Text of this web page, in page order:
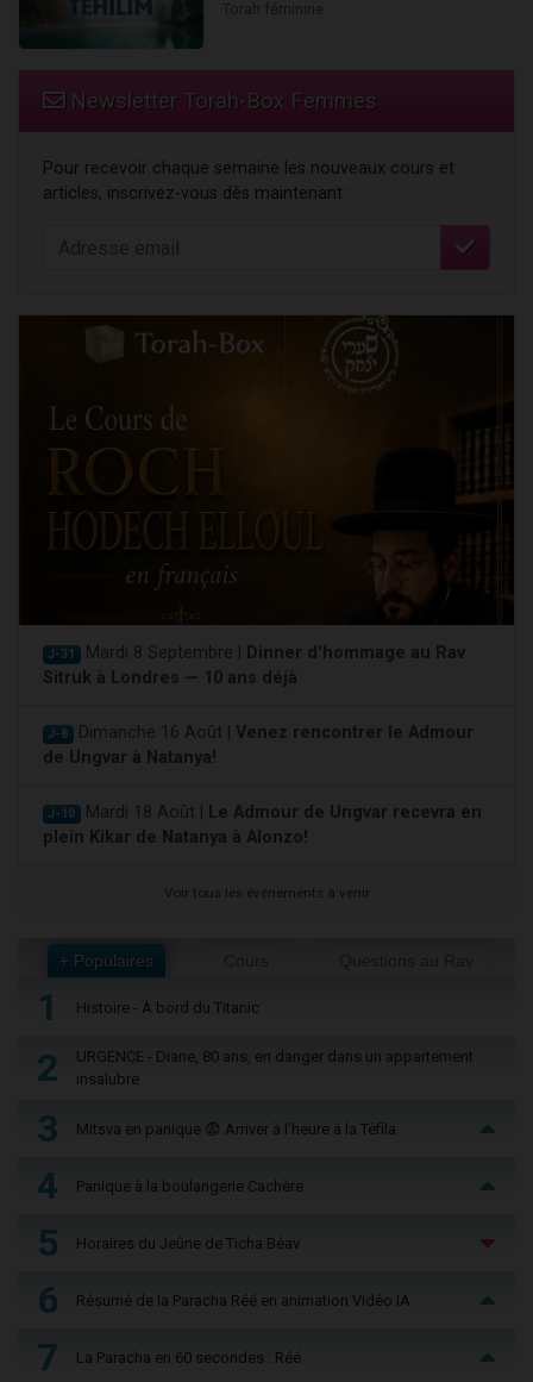
Newsletter Torah-Box Femmes
Pour recevoir chaque semaine les nouveaux cours et
articles, inscrivez-vous dès maintenant :
J-31 Mardi 8 Septembre |
Dinner d'hommage au Rav
Sitruk à Londres — 10 ans déjà
J-8 Dimanche 16 Août | Venez rencontrer le Admour
de Ungvar à Natanya!
J-10 Mardi 18 Août |
Le Admour de Ungvar recevra en
plein Kikar de Natanya à Alonzo!
Voir tous les événements à venir
+ Populaires
1 Histoire - À bord du Titanic
2
URGENCE - Diane, 80 ans, en danger dans un appartement
insalubre
3 Mitsva en panique 😨 Arriver à l'heure à la Téfila
4 Panique à la boulangerie Cachère
5 Horaires du Jeûne de Ticha Béav
6 Résumé de la Paracha Réé en animation Vidéo IA
7 La Paracha en 60 secondes : Réé